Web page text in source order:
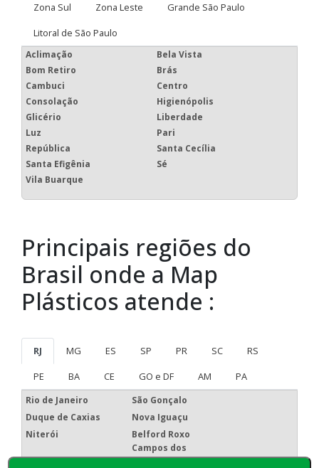
Zona Sul
Zona Leste
Grande São Paulo
Litoral de São Paulo
Aclimação
Bela Vista
Bom Retiro
Brás
Cambuci
Centro
Consolação
Higienópolis
Glicério
Liberdade
Luz
Pari
República
Santa Cecília
Santa Efigênia
Sé
Vila Buarque
Principais regiões do
Brasil onde a Map
Plásticos atende :
RJ MG ES SP PR SC
RS
PE
BA CE GO e DF AM PA
Rio de Janeiro
São Gonçalo
Duque de Caxias
Nova Iguaçu
Niterói
Belford Roxo
São João de Meriti
Campos dos
Goytacazes